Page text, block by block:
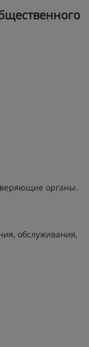
органы.
обслуживания,